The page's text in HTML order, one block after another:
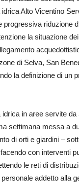
idrica Alto Vicentino
progressiva riduzione
la situazione
di Selva, San
la definizione di un
in aree servite
settimana messa a
di orti e giardini –
con interventi
le reti di
addetto alla